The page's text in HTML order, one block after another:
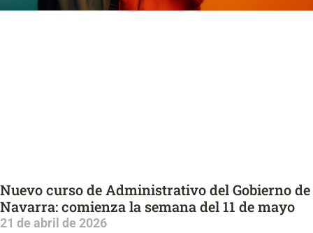
Nuevo curso de Administrativo del Gobierno de
Navarra: comienza la semana del 11 de mayo
21 de abril de 2026